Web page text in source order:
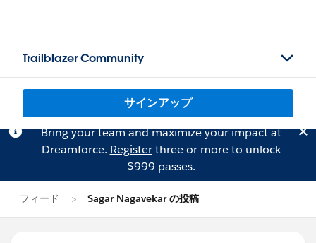
Trailblazer Community
サインアップ
Bring your team and maximize your impact at
Dreamforce. Registerthree or more to unlock
$999 passes.
フィード Sagar Nagavekar の投稿